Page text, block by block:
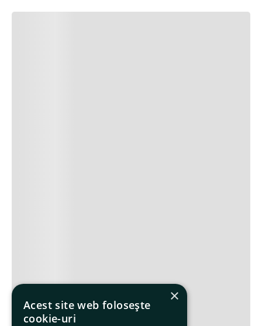
×
Acest site web folosește
cookie-uri